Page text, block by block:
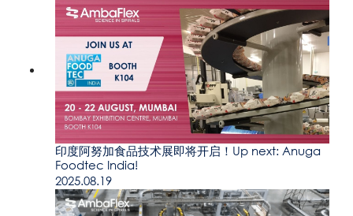
印度阿努加食品技术展即将开启！Up next: Anuga
Foodtec India!
2025.08.19